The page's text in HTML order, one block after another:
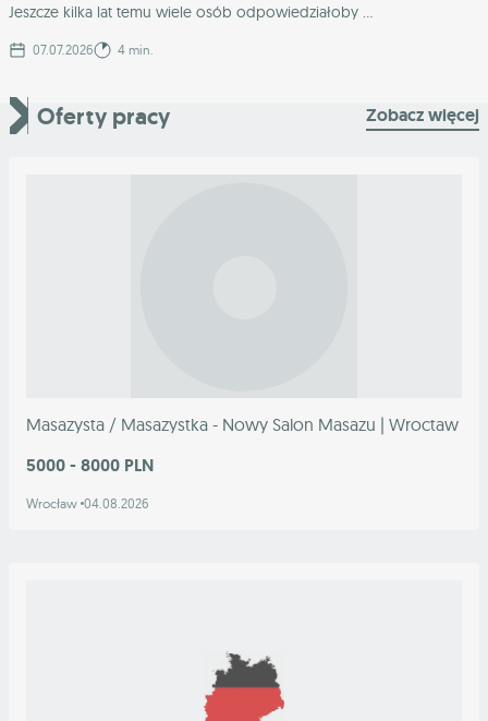
Jeszcze kilka lat temu wiele osób odpowiedziałoby ...
07.07.2026 4 min.
Oferty pracy Zobacz więcej
Masazysta / Masazystka - Nowy Salon Masazu | Wroctaw
5000 - 8000 PLN
Wrocław 04.08.2026